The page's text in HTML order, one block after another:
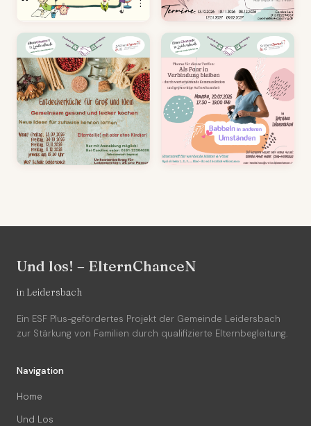
Und los! – ElternChanceN
in Leidersbach
Ein ESF Plus-gefördertes Projekt der Gemeinde Leidersbach
zur Stärkung von Familien durch qualifizierte Elternbegleitung.
Navigation
Home
Und Los